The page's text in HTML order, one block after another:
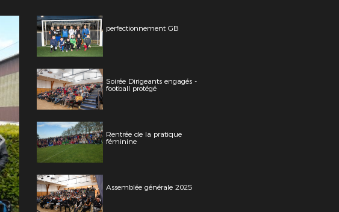
perfectionnement GB
Soirée Dirigeants engagés -
football protégé
Rentrée de la pratique
féminine
Assemblée générale 2025